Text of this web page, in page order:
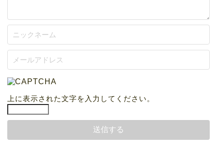
上に表示された文字を入力してください。